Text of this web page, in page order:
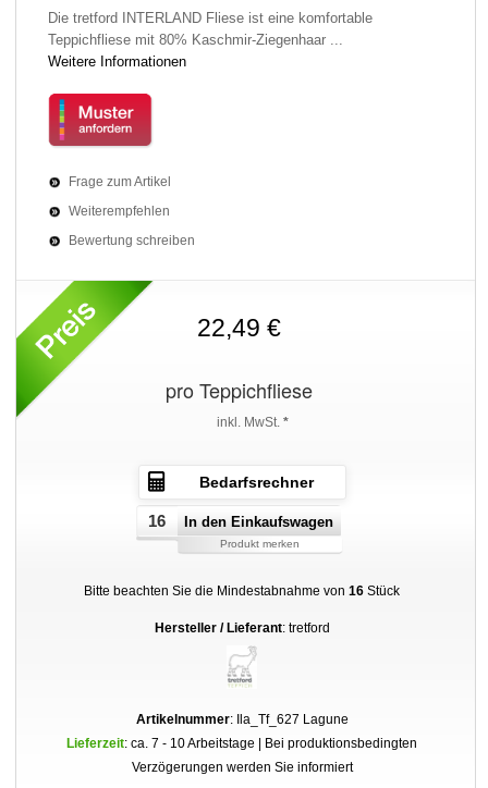
Die tretford INTERLAND Fliese ist eine komfortable
Teppichfliese mit 80% Kaschmir-Ziegenhaar ...
Weitere Informationen
Frage zum Artikel
Weiterempfehlen
Bewertung schreiben
22,49 €
pro Teppichfliese
inkl. MwSt. *
Bedarfsrechner
In den Einkaufswagen
Produkt merken
Bitte beachten Sie die Mindestabnahme von16 Stück
Hersteller / Lieferant: tretford
Artikelnummer: Ila_Tf_627 Lagune
Lieferzeit: ca. 7 - 10 Arbeitstage | Bei produktionsbedingten
Verzögerungen werden Sie informiert